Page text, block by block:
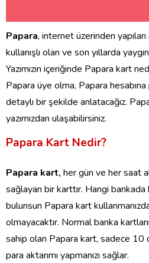
Papara, internet üzerinden
kullanışlı olan ve son yıllarda
Yazımızın içeriğinde Papara kart
Papara üye olma, Papara hesabına
detaylı bir şekilde anlatacağız.
yazımızdan ulaşabilirsiniz.
Papara Kart Nedir?
Papara kart, her gün ve her saat
sağlayan bir karttır. Hangi bankada
bulunsun Papara kart
olmayacaktır. Normal banka
sahip olan Papara kart, sadece 10
para aktarımı yapmanızı sağlar.